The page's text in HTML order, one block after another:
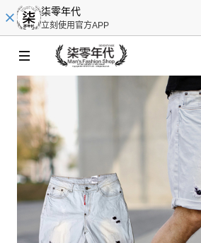
柒零年代
立刻使用官方APP